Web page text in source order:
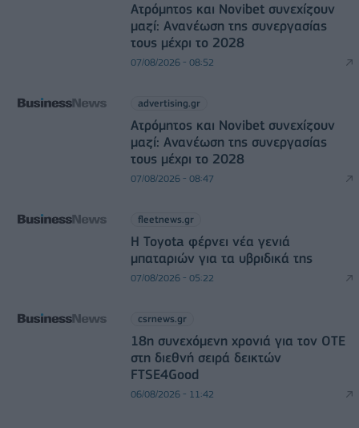
Ατρόμητος και Novibet συνεχίζουν
μαζί: Ανανέωση της συνεργασίας
τους μέχρι το 2028
07/08/2026 - 08:52
advertising.gr
Ατρόμητος και Novibet συνεχίζουν
μαζί: Ανανέωση της συνεργασίας
τους μέχρι το 2028
07/08/2026 - 08:47
fleetnews.gr
Η Toyota φέρνει νέα γενιά
μπαταριών για τα υβριδικά της
07/08/2026 - 05:22
csrnews.gr
18η συνεχόμενη χρονιά για τον ΟΤΕ
στη διεθνή σειρά δεικτών
FTSE4Good
06/08/2026 - 11:42